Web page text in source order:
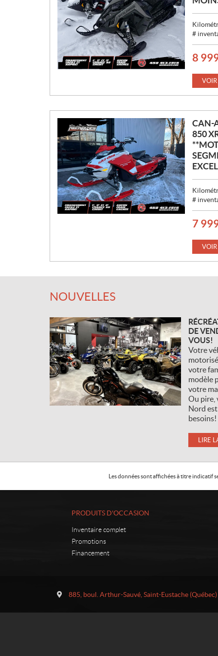
#
P
X
:
8
VOIR
CAN-
850
#
P
X
:
7
VOIR
NOUVELLES
DE
VOUS!
Votre
votre
modèle
votre
Ou pire,
Nord
besoins!
LIRE
Les données sont affichées à titre indicatif
PRODUITS D'OCCASION
Inventaire complet
Promotions
Financement
t
r
885, boul. Arthur-Sauvé Saint-Eustache (Québec)